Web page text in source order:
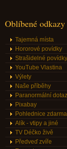
Oblíbené odkazy
Tajemná místa
Hororové povídky
Strašidelné povídky
YouTube Vlastina
Výlety
Naše příběhy
Paranormální
Pixabay
Pohlednice zdarma
Alík - vtipy a jiné
TV Déčko živě
Předveď zvíře